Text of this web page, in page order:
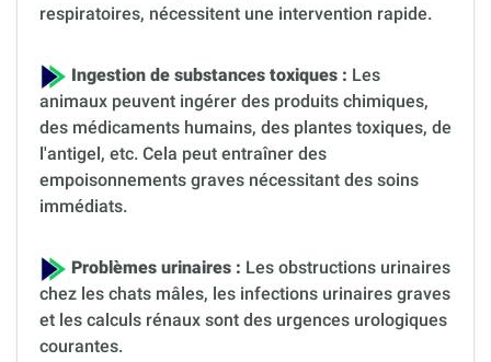
respiratoires, nécessitent une intervention rapide.
Ingestion de substances toxiques : Les
animaux peuvent ingérer des produits chimiques,
des médicaments humains, des plantes toxiques, de
l'antigel, etc. Cela peut entraîner des
empoisonnements graves nécessitant des soins
immédiats.
Problèmes urinaires : Les obstructions urinaires
chez les chats mâles, les infections urinaires graves
et les calculs rénaux sont des urgences urologiques
courantes.